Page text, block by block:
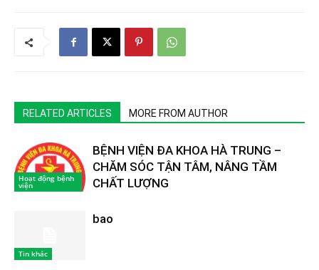
RELATED ARTICLES MORE FROM AUTHOR
Hoạt động bệnh
viện
BỆNH VIỆN ĐA KHOA HÀ TRUNG –
CHĂM SÓC TẬN TÂM, NÂNG TẦM
CHẤT LƯỢNG
Tin khác
bao